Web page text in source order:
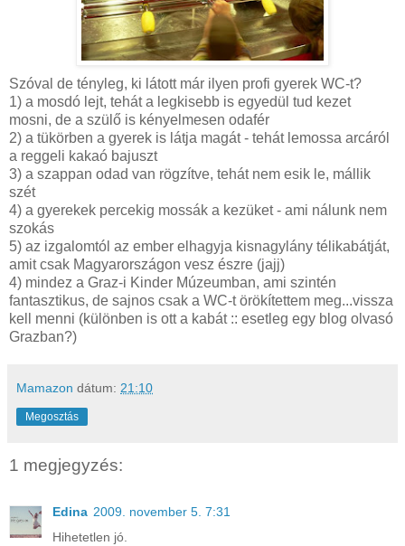
Szóval de tényleg, ki látott már ilyen profi gyerek WC-t?
1) a mosdó lejt, tehát a legkisebb is egyedül tud kezet
mosni, de a szülő is kényelmesen odafér
2) a tükörben a gyerek is látja magát - tehát lemossa arcáról
a reggeli kakaó bajuszt
3) a szappan odad van rögzítve, tehát nem esik le, mállik
szét
4) a gyerekek percekig mossák a kezüket - ami nálunk nem
szokás
5) az izgalomtól az ember elhagyja kisnagylány télikabátját,
amit csak Magyarországon vesz észre (jajj)
4) mindez a Graz-i Kinder Múzeumban, ami szintén
fantasztikus, de sajnos csak a WC-t örökítettem meg...vissza
kell menni (különben is ott a kabát :: esetleg egy blog olvasó
Grazban?)
Mamazon dátum: 21:10
Megosztás
1 megjegyzés:
Edina 2009. november 5. 7:31
Hihetetlen jó.